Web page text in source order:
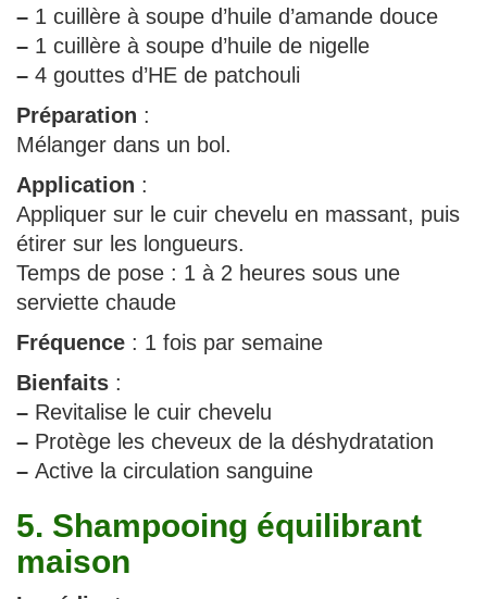
– 1 cuillère à soupe d’huile d’amande douce
– 1 cuillère à soupe d’huile de nigelle
– 4 gouttes d’HE de patchouli
Préparation :
Mélanger dans un bol.
Application :
Appliquer sur le cuir chevelu en massant, puis
étirer sur les longueurs.
Temps de pose : 1 à 2 heures sous une
serviette chaude
Fréquence : 1 fois par semaine
Bienfaits :
– Revitalise le cuir chevelu
– Protège les cheveux de la déshydratation
– Active la circulation sanguine
5. Shampooing équilibrant
maison